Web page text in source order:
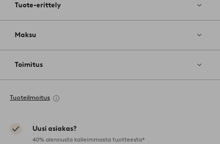
Tuote-erittely
Maksu
Toimitus
Tuoteilmoitus
Uusi asiakas?
40% alennusta kalleimmasta tuotteesta*